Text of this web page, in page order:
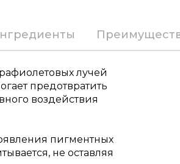
лучей
предотвратить
воздействия
пигментных
не оставляя